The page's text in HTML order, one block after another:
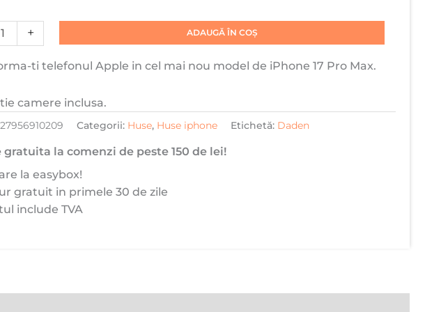
+ ADAUGĂ ÎN COȘ
ti telefonul Apple in cel mai nou model de iPhone 17 Pro Max.
camere inclusa.
Categorii: Huse, Huse iphone Etichetă: Daden
gratuita la comenzi de peste 150 de lei!
la easybox!
gratuit in primele 30 de zile
include TVA